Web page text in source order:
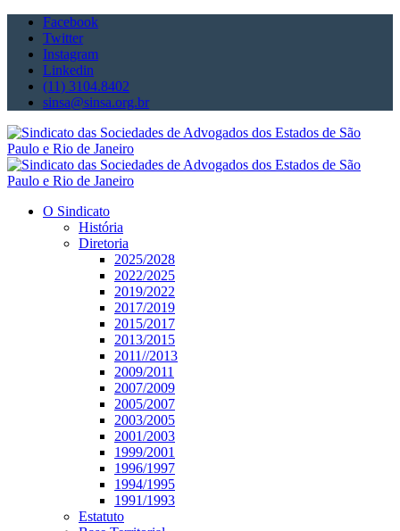
Facebook
Twitter
Instagram
Linkedin
(11) 3104.8402
sinsa@sinsa.org.br
O Sindicato
História
Diretoria
2025/2028
2022/2025
2019/2022
2017/2019
2015/2017
2013/2015
2011//2013
2009/2011
2007/2009
2005/2007
2003/2005
2001/2003
1999/2001
1996/1997
1994/1995
1991/1993
Estatuto